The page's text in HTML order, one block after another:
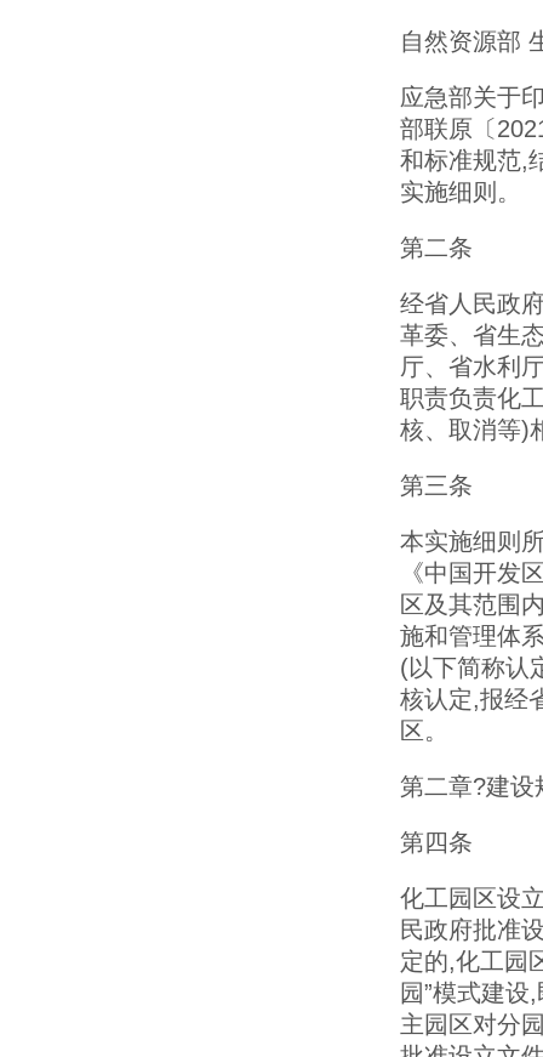
自然资源部
应急部关于
部联原〔
和标准规范,
实施细则。
第二条
经省人民政
革委、省生
厅、省水利
职责负责化
核、取消等)
第三条
本实施细则
《中国开发
区及其范围
施和管理体
(以下简称认
核认定,报经
区。
第二章?建设
第四条
化工园区设
民政府批准
定的,化工园
园”模式建
主园区对分